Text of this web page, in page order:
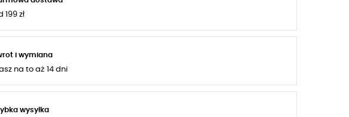
199 zł
i wymiana
na to aż 14 dni
wysyłka